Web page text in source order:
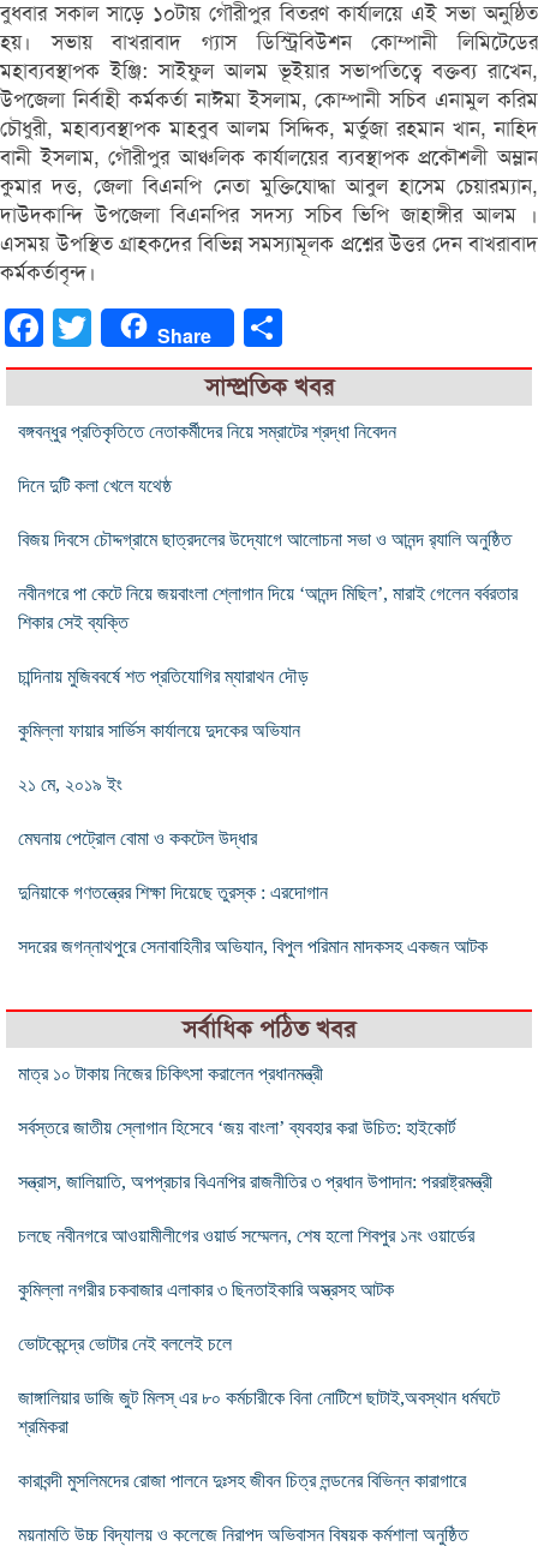
বুধবার সকাল সাড়ে ১০টায় গৌরীপুর বিতরণ কার্যালয়ে এই সভা অনুষ্ঠিত
হয়। সভায় বাখরাবাদ গ্যাস ডিস্ট্রিবিউশন কোম্পানী লিমিটেডের
মহাব্যবস্থাপক ইঞ্জি: সাইফুল আলম ভূইয়ার সভাপতিত্বে বক্তব্য রাখেন,
উপজেলা নির্বাহী কর্মকর্তা নাঈমা ইসলাম, কোম্পানী সচিব এনামুল করিম
চৌধুরী, মহাব্যবস্থাপক মাহবুব আলম সিদ্দিক, মর্তুজা রহমান খান, নাহিদ
বানী ইসলাম, গৌরীপুর আঞ্চলিক কার্যালয়ের ব্যবস্থাপক প্রকৌশলী অম্লান
কুমার দত্ত, জেলা বিএনপি নেতা মুক্তিযোদ্ধা আবুল হাসেম চেয়ারম্যান,
দাউদকান্দি উপজেলা বিএনপির সদস্য সচিব ভিপি জাহাঙ্গীর আলম ।
এসময় উপস্থিত গ্রাহকদের বিভিন্ন সমস্যামূলক প্রশ্নের উত্তর দেন বাখরাবাদ
কর্মকর্তাবৃন্দ।
FacebookTwitter Share
সাম্প্রতিক খবর
বঙ্গবন্ধুর প্রতিকৃতিতে নেতাকর্মীদের নিয়ে সম্রাটের শ্রদ্ধা নিবেদন
দিনে দুটি কলা খেলে যথেষ্ঠ
বিজয় দিবসে চৌদ্দগ্রামে ছাত্রদলের উদ্যোগে আলোচনা সভা ও আনন্দ র‌্যালি অনুষ্ঠিত
নবীনগরে পা কেটে নিয়ে জয়বাংলা শ্লোগান দিয়ে ‘আনন্দ মিছিল’, মারাই গেলেন বর্বরতার
শিকার সেই ব্যক্তি
চান্দিনায় মুজিববর্ষে শত প্রতিযোগির ম্যারাথন দৌড়
কুমিল্লা ফায়ার সার্ভিস কার্যালয়ে দুদকের অভিযান
২১ মে, ২০১৯ ইং
মেঘনায় পেট্রোল বোমা ও ককটেল উদ্ধার
দুনিয়াকে গণতন্ত্রের শিক্ষা দিয়েছে তুরস্ক : এরদোগান
সদরের জগন্নাথপুরে সেনাবাহিনীর অভিযান, বিপুল পরিমান মাদকসহ একজন আটক
সর্বাধিক পঠিত খবর
মাত্র ১০ টাকায় নিজের চিকিৎসা করালেন প্রধানমন্ত্রী
সর্বস্তরে জাতীয় স্লোগান হিসেবে ‘জয় বাংলা’ ব্যবহার করা উচিত: হাইকোর্ট
সন্ত্রাস, জালিয়াতি, অপপ্রচার বিএনপির রাজনীতির ৩ প্রধান উপাদান: পররাষ্ট্রমন্ত্রী
চলছে নবীনগরে আওয়ামীলীগের ওয়ার্ড সম্মেলন, শেষ হলো শিবপুর ১নং ওয়ার্ডের
কুমিল্লা নগরীর চকবাজার এলাকার ৩ ছিনতাইকারি অস্ত্রসহ আটক
ভোটকেন্দ্রে ভোটার নেই বললেই চলে
জাঙ্গালিয়ার ডাজি জুট মিলস্ এর ৮০ কর্মচারীকে বিনা নোটিশে ছাটাই,অবস্থান ধর্মঘটে
শ্রমিকরা
কারাবন্দী মুসলিমদের রোজা পালনে দুঃসহ জীবন চিত্র লন্ডনের বিভিন্ন কারাগারে
ময়নামতি উচ্চ বিদ্যালয় ও কলেজে নিরাপদ অভিবাসন বিষয়ক কর্মশালা অনুষ্ঠিত